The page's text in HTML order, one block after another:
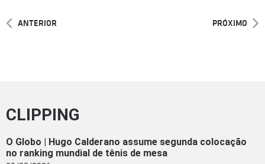
ANTERIOR PRÓXIMO
CLIPPING
O Globo | Hugo Calderano assume segunda colocação
no ranking mundial de tênis de mesa